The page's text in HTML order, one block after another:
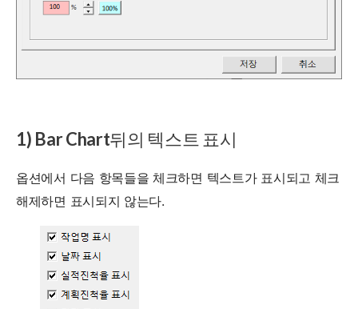
1) Bar Chart뒤의 텍스트 표시
옵션에서 다음 항목들을 체크하면 텍스트가 표시되고 체크
해제하면 표시되지 않는다.